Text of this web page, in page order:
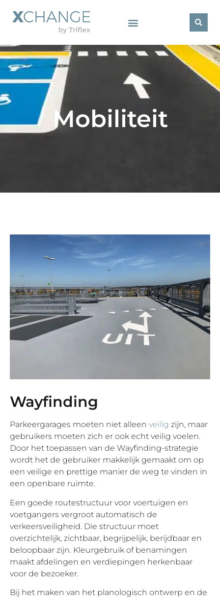
Mobiliteit
Wayfinding
Parkeergarages moeten niet alleen veilig zijn, maar
gebruikers moeten zich er ook echt veilig voelen.
Door het toepassen van de Wayfinding-strategie
wordt het de gebruiker makkelijk gemaakt om op
een veilige en prettige manier de weg te vinden in
een openbare ruimte.
Een goede routestructuur voor voertuigen en
voetgangers vergroot automatisch de
verkeersveiligheid. Die structuur moet
overzichtelijk, zichtbaar, begrijpelijk, berijdbaar en
beloopbaar zijn. Kleurgebruik of benamingen
maakt afdelingen en verdiepingen herkenbaar
voor de bezoeker.
Bij het maken van het planologisch ontwerp en de